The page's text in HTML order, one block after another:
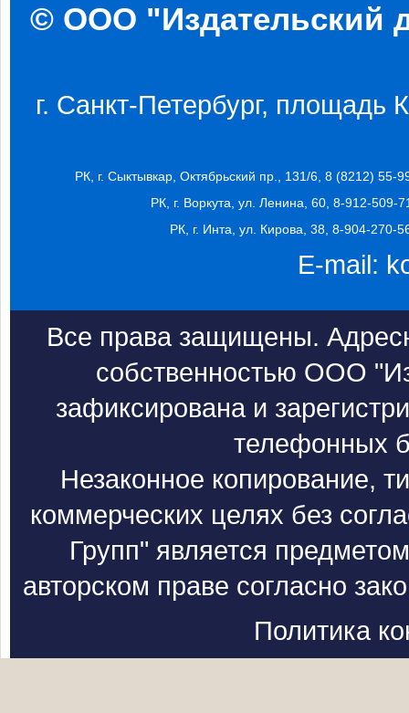
© ООО "Издательский
г. Санкт-Петербург, площадь
РК, г. Сыктывкар, Октябрьский пр., 131/6, 8 (8212) 55-
РК, г. Воркута, ул. Ленина, 60, 8-912-509-
РК, г. Инта, ул. Кирова, 38, 8-904-270-
E-mail:
Все права защищены.
собственностью ООО
зафиксирована и
телефонных
Незаконное копирование,
коммерческих целях без
Групп" является
авторском праве согласно
Политика